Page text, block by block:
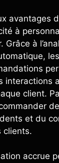
avantages
à
Grâce à
interactions
client.
et du
clients.
accrue